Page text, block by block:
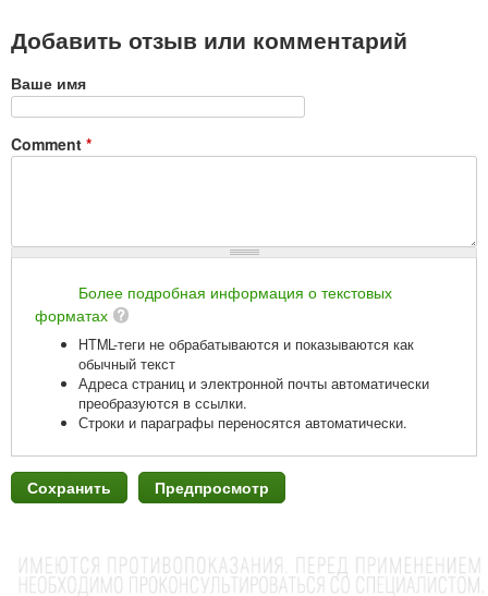
Добавить отзыв или комментарий
Ваше имя
Comment *
Более подробная информация о текстовых
форматах
HTML-теги не обрабатываются и показываются как
обычный текст
Адреса страниц и электронной почты автоматически
преобразуются в ссылки.
Строки и параграфы переносятся автоматически.